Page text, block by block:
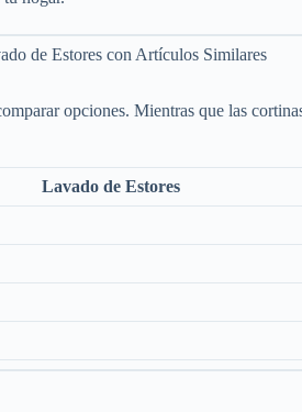
opciones. Mientras que las
Lavado de Estores